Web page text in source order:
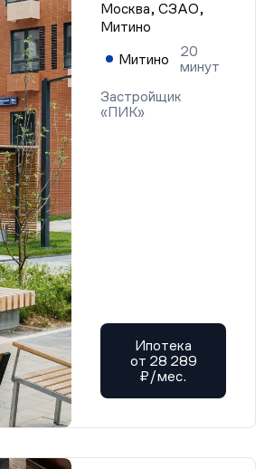
Москва, СЗАО,
Митино
Митино
20
минут
Застройщик
«ПИК»
Ипотека
от 28 289
₽/мес.